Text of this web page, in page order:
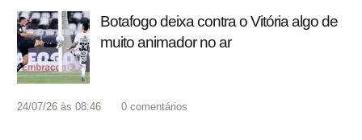
Botafogo deixa contra o Vitória algo de
muito animador no ar
24/07/26 às 08:46 0 comentários